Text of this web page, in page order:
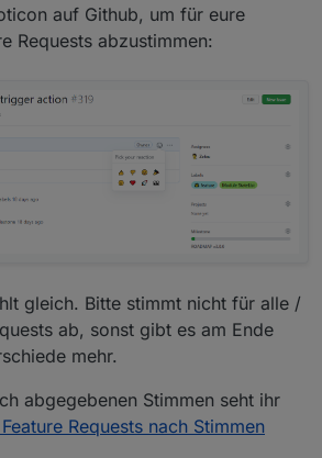
auf Github, um für eure
Requests abzustimmen:
gleich. Bitte stimmt nicht für alle /
ab, sonst gibt es am Ende
mehr.
abgegebenen Stimmen seht ihr
Requests nach Stimmen